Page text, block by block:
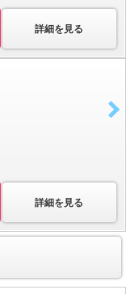
詳細を見る
詳細を見る